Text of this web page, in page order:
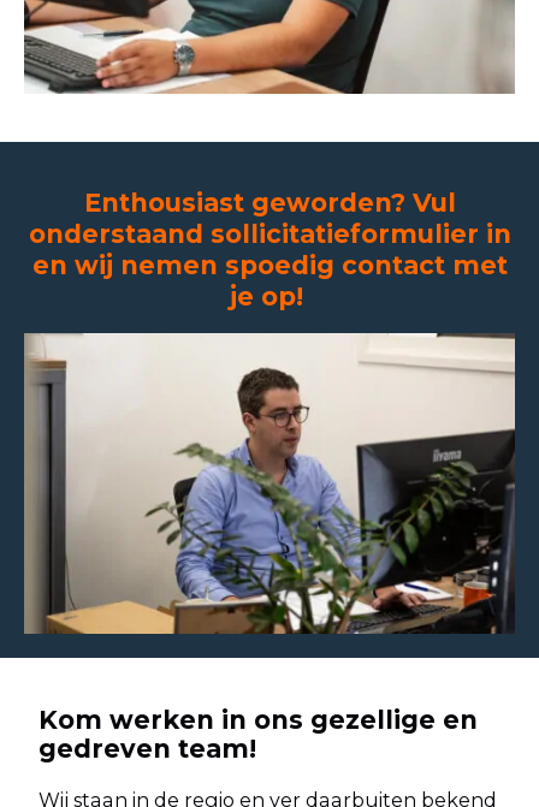
Enthousiast geworden? Vul
onderstaand sollicitatieformulier in
en wij nemen spoedig contact met
je op!
Kom werken in ons gezellige en
gedreven team!
Wij staan in de regio en ver daarbuiten bekend